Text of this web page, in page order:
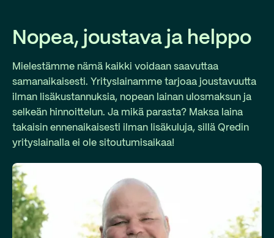
Nopea, joustava ja helppo
Mielestämme nämä kaikki voidaan saavuttaa
samanaikaisesti. Yrityslainamme tarjoaa joustavuutta
ilman lisäkustannuksia, nopean lainan ulosmaksun ja
selkeän hinnoittelun. Ja mikä parasta? Maksa laina
takaisin ennenaikaisesti ilman lisäkuluja, sillä Qredin
yrityslainalla ei ole sitoutumisaikaa!